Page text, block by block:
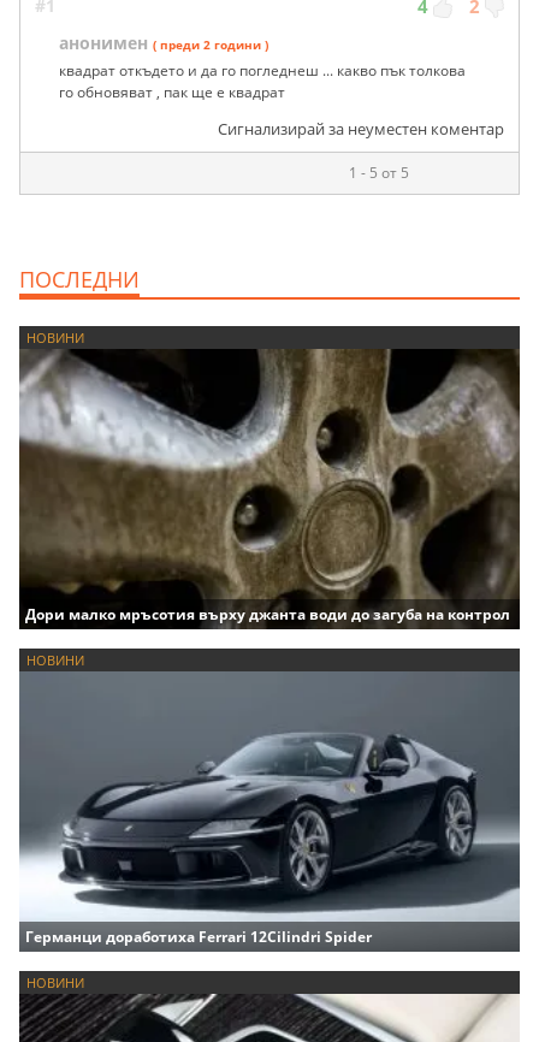
#1 4 2
анонимен ( преди 2 години )
квадрат откъдето и да го погледнеш ... какво пък толкова
го обновяват , пак ще е квадрат
Сигнализирай за неуместен коментар
1 - 5 от 5
ПОСЛЕДНИ
НОВИНИ
Дори малко мръсотия върху джанта води до загуба на контрол
НОВИНИ
Германци доработиха Ferrari 12Cilindri Spider
НОВИНИ